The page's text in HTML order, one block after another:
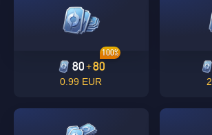
80+80
100%
0.99 EUR